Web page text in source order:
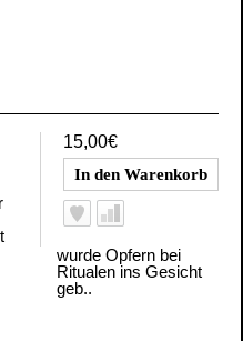
15,00€
wurde Opfern bei
Ritualen ins Gesicht
geb..